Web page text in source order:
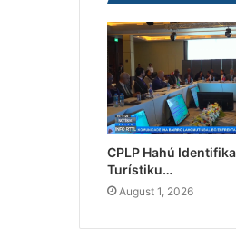
CPLP Hahú
Turístiku…
August 1, 2026